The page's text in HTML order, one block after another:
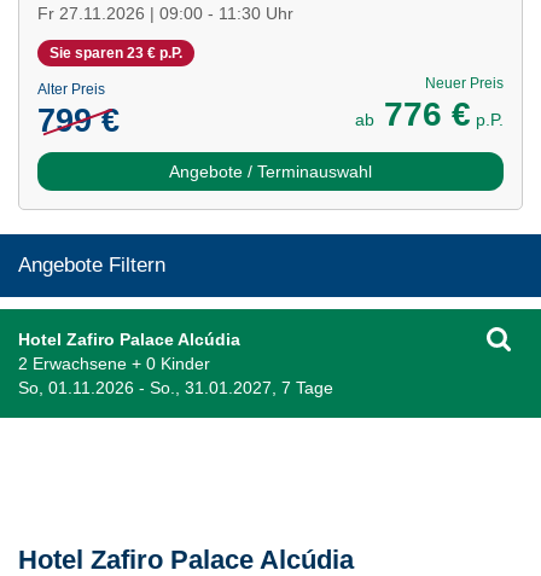
Fr 27.11.2026 | 09:00 - 11:30 Uhr
Sie sparen 23 € p.P.
Alter Preis
799 €
Neuer Preis
ab 776 € p.P.
Angebote / Terminauswahl
Angebote Filtern
Hotel Zafiro Palace Alcúdia
2 Erwachsene + 0 Kinder
So, 01.11.2026 - So., 31.01.2027, 7 Tage
Hotel Zafiro Palace Alcúdia